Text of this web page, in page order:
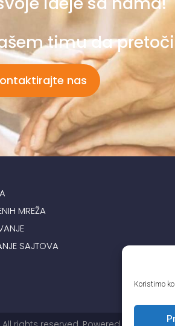
Koristimo
timu da
nas
MREŽA
SAJTOVA